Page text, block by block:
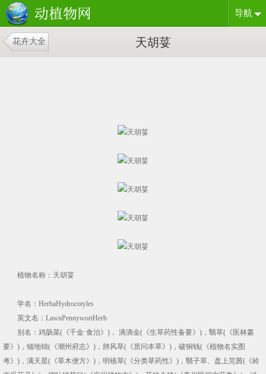
导航
花卉大全 天胡荽
植物名称：天胡荽
学名：HerbaHydrocotyles
英文名：LawnPennywortHerb
别名：鸡肠菜(《千金·食治》)， 滴滴金(《生草药性备要》)，翳草(《医林纂
要》)，铺地锦(《潮州府志》)，肺风草(《质问本草》)，破铜钱(《植物名实图
考》)，满天星(《草木便方》)，明镜草(《分类草药性》)，翳子草、盘上芫茜(《岭